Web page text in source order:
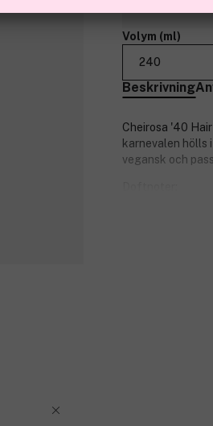
Volym (ml)
240
Beskrivning
Cheirosa '40
karnevalen hölls i
vegansk och
Torra